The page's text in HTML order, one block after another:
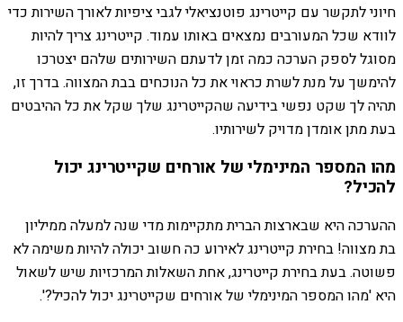
חיוני לתקשר עם קייטרינג פוטנציאלי לגבי ציפיות לאורך השירות כדי
לוודא שכל המעורבים נמצאים באותו עמוד. קייטרינג צריך להיות
מסוגל לספק הערכה כמה זמן לדעתם השירותים שלהם יצטרכו
להימשך על מנת לשרת כראוי את כל הנוכחים בבת המצווה. בדרך זו,
תהיה לך שקט נפשי בידיעה שהקייטרינג שלך שקל את כל ההיבטים
בעת מתן אומדן מדויק לשירותיו.
מהו המספר המינימלי של אורחים שקייטרינג יכול
להכיל?
ההערכה היא שבארצות הברית מתקיימות מדי שנה למעלה ממיליון
בת מצווה! בחירת קייטרינג לאירוע כה חשוב יכולה להיות משימה לא
פשוטה. בעת בחירת קייטרינג, אחת השאלות המרכזיות שיש לשאול
היא 'מהו המספר המינימלי של אורחים שקייטרינג יכול להכיל?'.